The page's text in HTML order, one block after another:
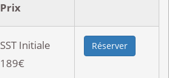
Prix
SST Initiale
189€
Réserver